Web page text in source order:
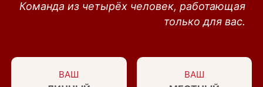
Команда из четырёх человек, работающая
только для вас.
ВАШ ВАШ